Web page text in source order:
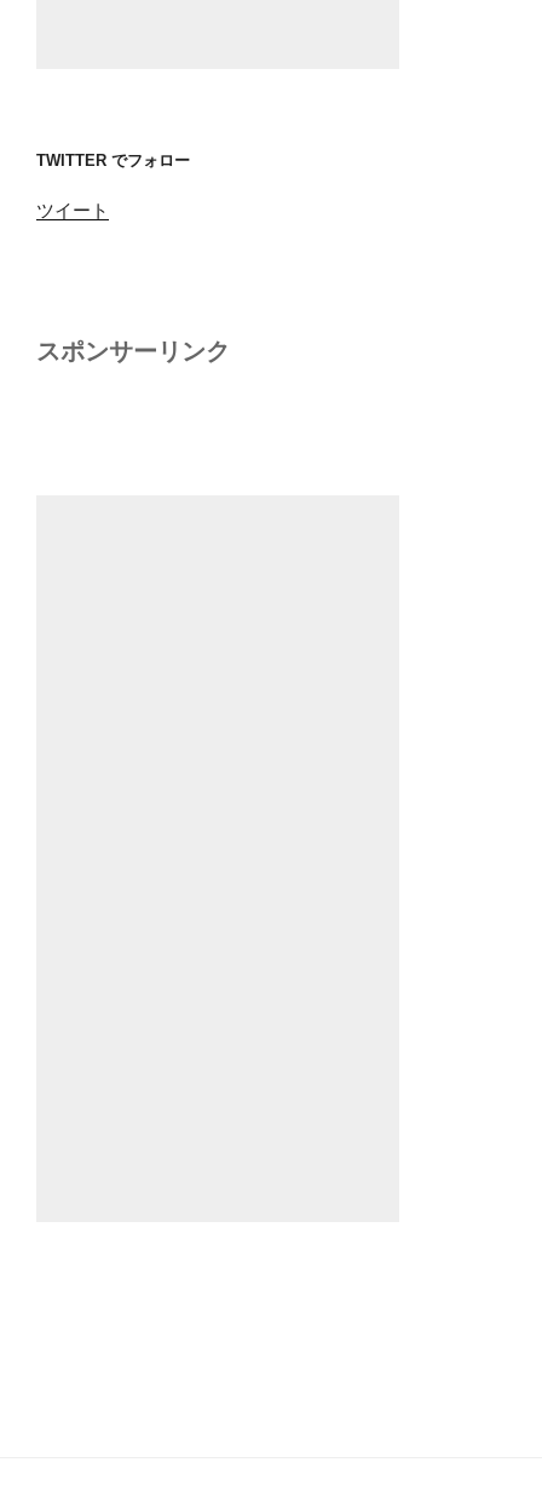
TWITTER でフォロー
ツイート
スポンサーリンク